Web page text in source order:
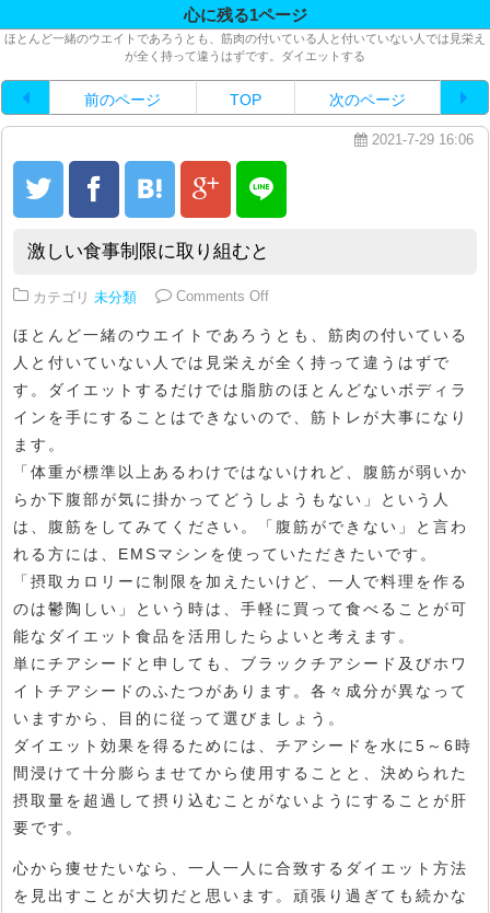
心に残る1ページ
ほとんど一緒のウエイトであろうとも、筋肉の付いている人と付いていない人では見栄え
が全く持って違うはずです。ダイエットする
前のページ TOP 次のページ
2021-7-29 16:06
激しい食事制限に取り組むと
カテゴリ 未分類 Comments Offon 激しい食事制限に取り組むと
ほとんど一緒のウエイトであろうとも、筋肉の付いている
人と付いていない人では見栄えが全く持って違うはずで
す。ダイエットするだけでは脂肪のほとんどないボディラ
インを手にすることはできないので、筋トレが大事になり
ます。
「体重が標準以上あるわけではないけれど、腹筋が弱いか
らか下腹部が気に掛かってどうしようもない」という人
は、腹筋をしてみてください。「腹筋ができない」と言わ
れる方には、EMSマシンを使っていただきたいです。
「摂取カロリーに制限を加えたいけど、一人で料理を作る
のは鬱陶しい」という時は、手軽に買って食べることが可
能なダイエット食品を活用したらよいと考えます。
単にチアシードと申しても、ブラックチアシード及びホワ
イトチアシードのふたつがあります。各々成分が異なって
いますから、目的に従って選びましょう。
ダイエット効果を得るためには、チアシードを水に5～6時
間浸けて十分膨らませてから使用することと、決められた
摂取量を超過して摂り込むことがないようにすることが肝
要です。
心から痩せたいなら、一人一人に合致するダイエット方法
を見出すことが大切だと思います。頑張り過ぎても続かな